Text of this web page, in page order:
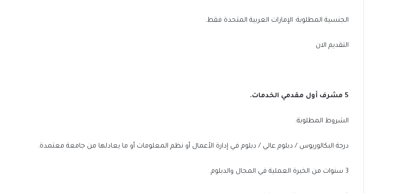
الجنسية المطلوبة: الإمارات العربية المتحدة فقط.
التقديم الان
5 مشرف أول مقدمي الخدمات.
الشروط المطلوبة:
درجة البكالوريوس / دبلوم عالي / دبلوم في إدارة الأعمال أو نظم المعلومات أو ما يعادلها من جامعة معتمدة.
3 سنوات من الخبرة العملية في المجال والدبلوم.